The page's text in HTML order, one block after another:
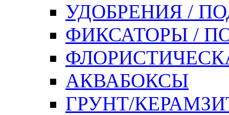
УДОБРЕНИЯ /
ФИКСАТОРЫ /
АКВАБОКСЫ
ГРУНТ/